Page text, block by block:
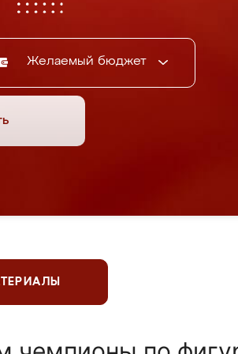
Желаемый бюджет